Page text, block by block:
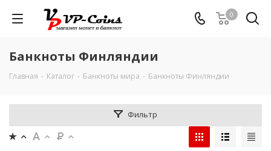
0
Банкноты Финляндии
Главная - Каталог - Банкноты мира - Банкноты Финляндии
Фильтр